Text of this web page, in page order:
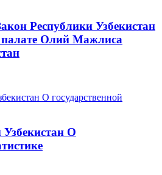
Республики Узбекистан
палате Олий Мажлиса
О